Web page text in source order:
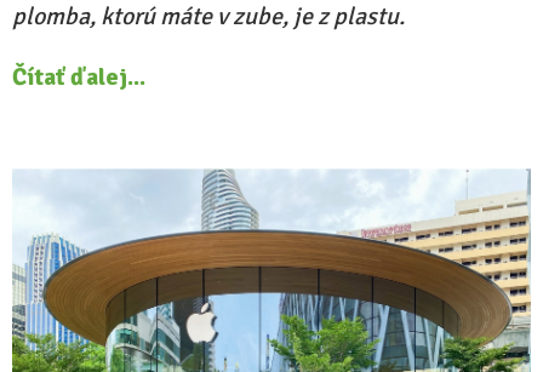
plomba, ktorú máte v zube, je z plastu.
Čítať ďalej...